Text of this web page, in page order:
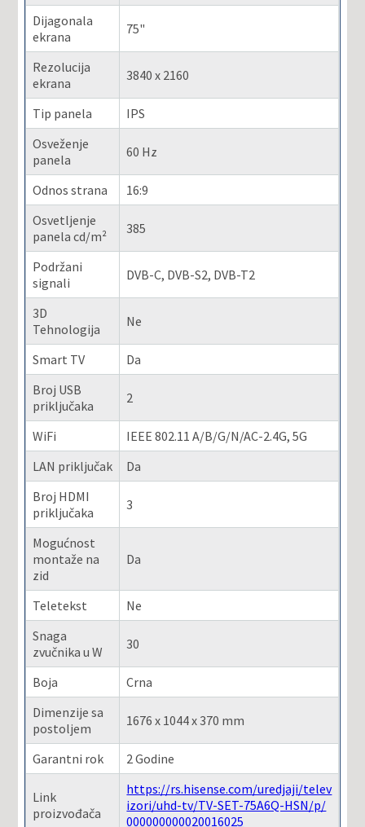
Dijagonala
ekrana
75"
Rezolucija
ekrana
3840 x 2160
Tip panela
IPS
Osveženje
panela
60 Hz
Odnos strana
16:9
Osvetljenje
panela cd/m²
385
Podržani
signali
DVB-C, DVB-S2, DVB-T2
3D
Tehnologija
Ne
Smart TV
Da
Broj USB
priključaka
2
WiFi
IEEE 802.11 A/B/G/N/AC-2.4G, 5G
LAN priključak
Da
Broj HDMI
priključaka
3
Mogućnost
montaže na
zid
Da
Teletekst
Ne
Snaga
zvučnika u W
30
Boja
Crna
Dimenzije sa
postoljem
1676 x 1044 x 370 mm
Garantni rok 2 Godine
Link
proizvođača
https://rs.hisense.com/uredjaji/telev
izori/uhd-tv/TV-SET-75A6Q-HSN/p/
000000000020016025